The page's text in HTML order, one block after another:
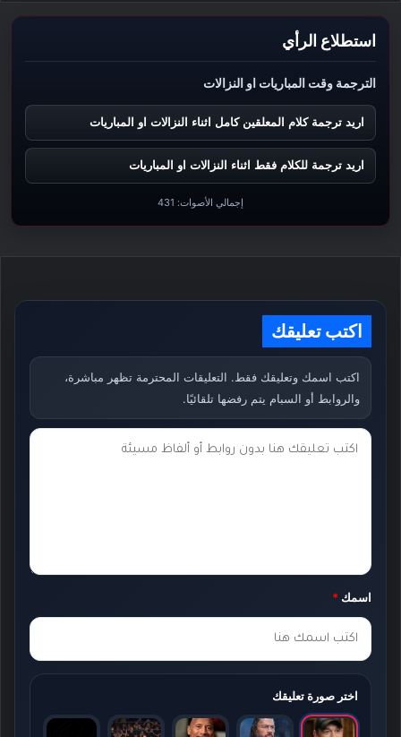
استطلاع الرأي
الترجمة وقت المباريات او النزالات
اريد ترجمة كلام المعلقين كامل اثناء النزالات او المباريات
اريد ترجمة للكلام فقط اثناء النزالات او المباريات
إجمالي الأصوات: 431
اكتب تعليقك
اكتب اسمك وتعليقك فقط. التعليقات المحترمة تظهر مباشرة،
والروابط أو السبام يتم رفضها تلقائيًا.
ت
ك
*
اسمك *
اختر صورة تعليقك